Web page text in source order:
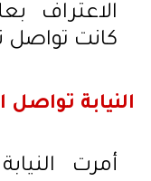
الاعتراف
كانت
النيابة تواصل
أمرت